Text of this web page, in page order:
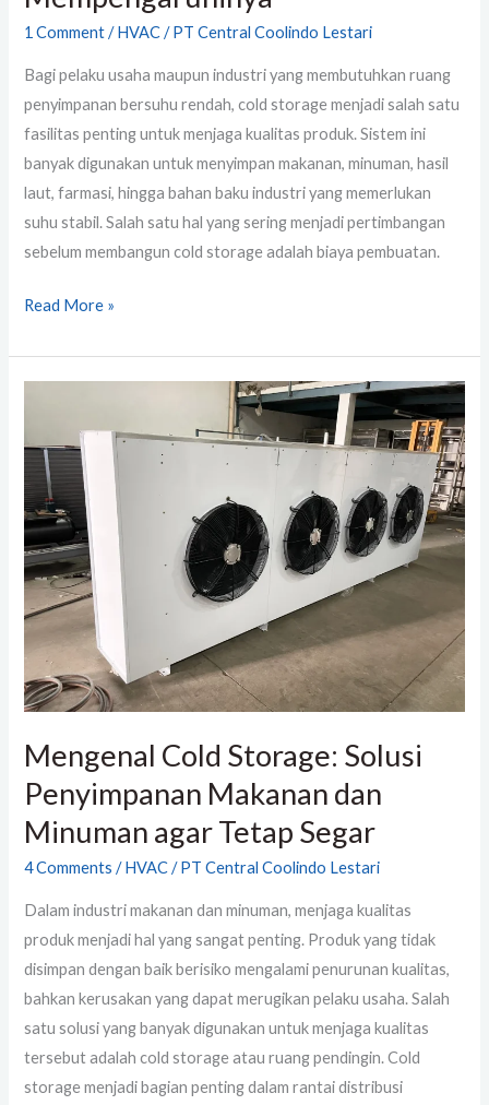
1 Comment / HVAC/ PT Central Coolindo Lestari
Bagi pelaku usaha maupun industri yang membutuhkan ruang
penyimpanan bersuhu rendah, cold storage menjadi salah satu
fasilitas penting untuk menjaga kualitas produk. Sistem ini
banyak digunakan untuk menyimpan makanan, minuman, hasil
laut, farmasi, hingga bahan baku industri yang memerlukan
suhu stabil. Salah satu hal yang sering menjadi pertimbangan
sebelum membangun cold storage adalah biaya pembuatan.
Read More »
Mengenal Cold Storage: Solusi
Penyimpanan Makanan dan
Minuman agar Tetap Segar
4 Comments /HVAC/PT Central Coolindo Lestari
Dalam industri makanan dan minuman, menjaga kualitas
produk menjadi hal yang sangat penting. Produk yang tidak
disimpan dengan baik berisiko mengalami penurunan kualitas,
bahkan kerusakan yang dapat merugikan pelaku usaha. Salah
satu solusi yang banyak digunakan untuk menjaga kualitas
tersebut adalah cold storage atau ruang pendingin. Cold
storage menjadi bagian penting dalam rantai distribusi
Storage:
Solusi
Penyimpanan
Makanan
dan
Minuman
Tetap
Segar